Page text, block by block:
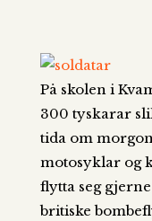
På skolen i
300 tyskarar
tida om
motosyklar og
flytta seg
britiske